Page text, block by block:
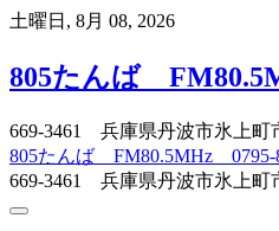
Skip
content
土曜日, 8月 08, 2026
805たんば
669-3461 兵庫県丹波市氷上町
805たんば FM80.5MHz 0795-
669-3461 兵庫県丹波市氷上町